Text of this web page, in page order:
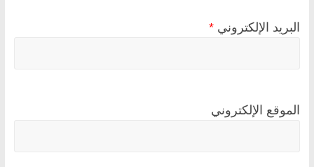
البريد الإلكتروني *
الموقع الإلكتروني